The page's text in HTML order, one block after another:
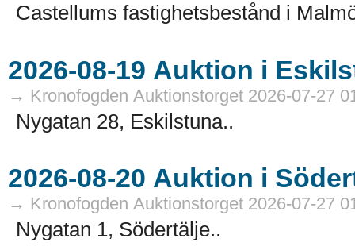
Castellums fastighetsbestånd i
→ Kronofogden Auktionstorget 2026-07-27
Nygatan 28, Eskilstuna..
→ Kronofogden Auktionstorget 2026-07-27
Nygatan 1, Södertälje..